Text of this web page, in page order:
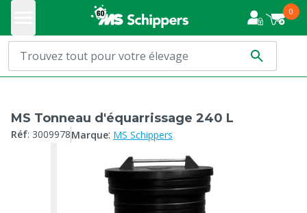
0
MS Tonneau d'équarrissage 240 L
Réf: 3009978Marque: MS Schippers